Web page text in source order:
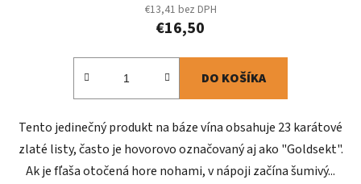
€13,41 bez DPH
€16,50
DO KOŠÍKA
Tento jedinečný produkt na báze vína obsahuje 23 karátové
zlaté listy, často je hovorovo označovaný aj ako "Goldsekt".
Ak je fľaša otočená hore nohami, v nápoji začína šumivý...